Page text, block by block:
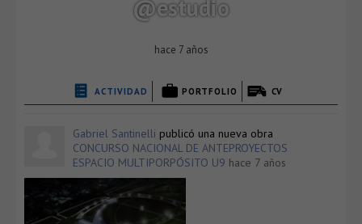
@estudio
hace 7 años
ACTIVIDAD PORTFOLIO CV
Gabriel Santinelli publicó una nueva obra
CONCURSO NACIONAL DE ANTEPROYECTOS
ESPACIO MULTIPORPÓSITO U9 hace 7 años